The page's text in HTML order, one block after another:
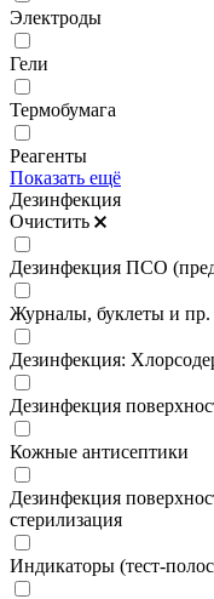
Электроды
Гели
Термобумага
Реагенты
Показать ещё
Дезинфекция
Очистить
Дезинфекция ПСО
Журналы, буклеты и пр.
Дезинфекция:
Дезинфекция
Кожные антисептики
Дезинфекция
стерилизация
Индикаторы (тест-